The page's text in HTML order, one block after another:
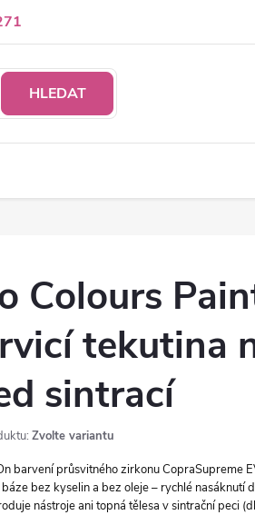
HLEDAT
Colours
tekutina
sintrací
Zvolte variantu
barvení průsvitného zirkonu CopraSupreme
bez kyselin a bez oleje – rychlé nasáknutí
nástroje ani topná tělesa v sintrační peci